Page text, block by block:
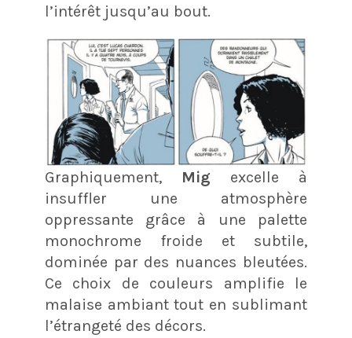
l’intérêt jusqu’au bout.
Graphiquement, Mig excelle à
insuffler une atmosphère
oppressante grâce à une palette
monochrome froide et subtile,
dominée par des nuances bleutées.
Ce choix de couleurs amplifie le
malaise ambiant tout en sublimant
l’étrangeté des décors.